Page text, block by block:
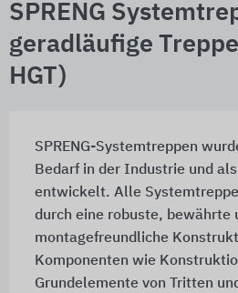
SPRENG
geradläufige
HGT)
SPRENG-Systemtreppen
Bedarf in der Industrie und
entwickelt. Alle
durch eine robuste, bewährte
montagefreundliche
Komponenten wie
Grundelemente von Tritten